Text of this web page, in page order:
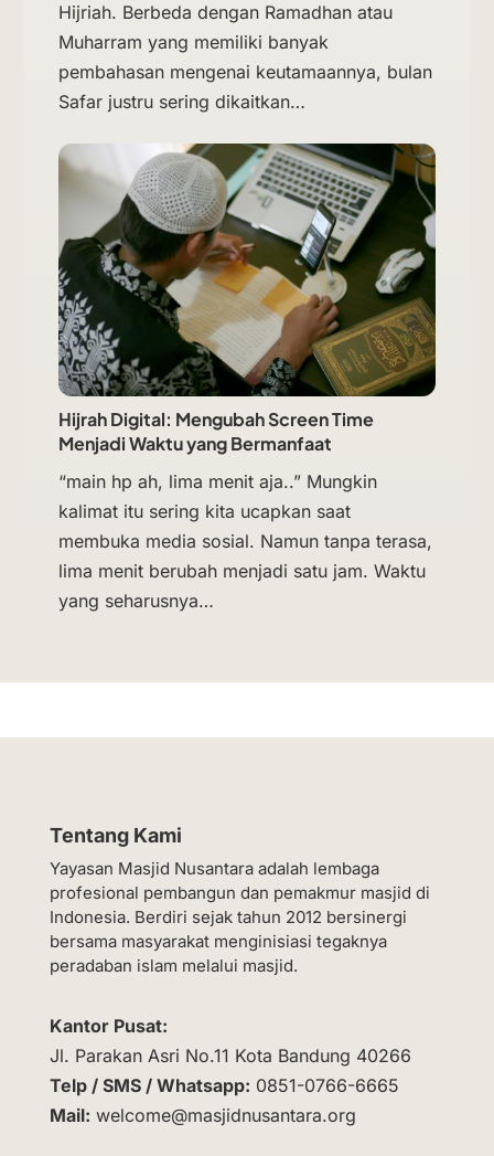
Hijriah. Berbeda dengan Ramadhan atau
Muharram yang memiliki banyak
pembahasan mengenai keutamaannya, bulan
Safar justru sering dikaitkan…
Hijrah Digital: Mengubah Screen Time
Menjadi Waktu yang Bermanfaat
“main hp ah, lima menit aja..” Mungkin
kalimat itu sering kita ucapkan saat
membuka media sosial. Namun tanpa terasa,
lima menit berubah menjadi satu jam. Waktu
yang seharusnya…
Tentang Kami
Yayasan Masjid Nusantara adalah lembaga
profesional pembangun dan pemakmur masjid di
Indonesia. Berdiri sejak tahun 2012 bersinergi
bersama masyarakat menginisiasi tegaknya
peradaban islam melalui masjid.
Kantor Pusat:
Jl. Parakan Asri No.11 Kota Bandung 40266
Telp / SMS / Whatsapp: 0851-0766-6665
Mail: welcome@masjidnusantara.org